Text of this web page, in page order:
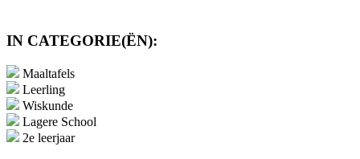
IN CATEGORIE(ËN):
Maaltafels
Leerling
Wiskunde
Lagere School
2e leerjaar